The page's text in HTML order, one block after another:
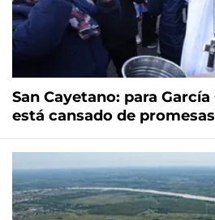
San Cayetano: para
está cansado de